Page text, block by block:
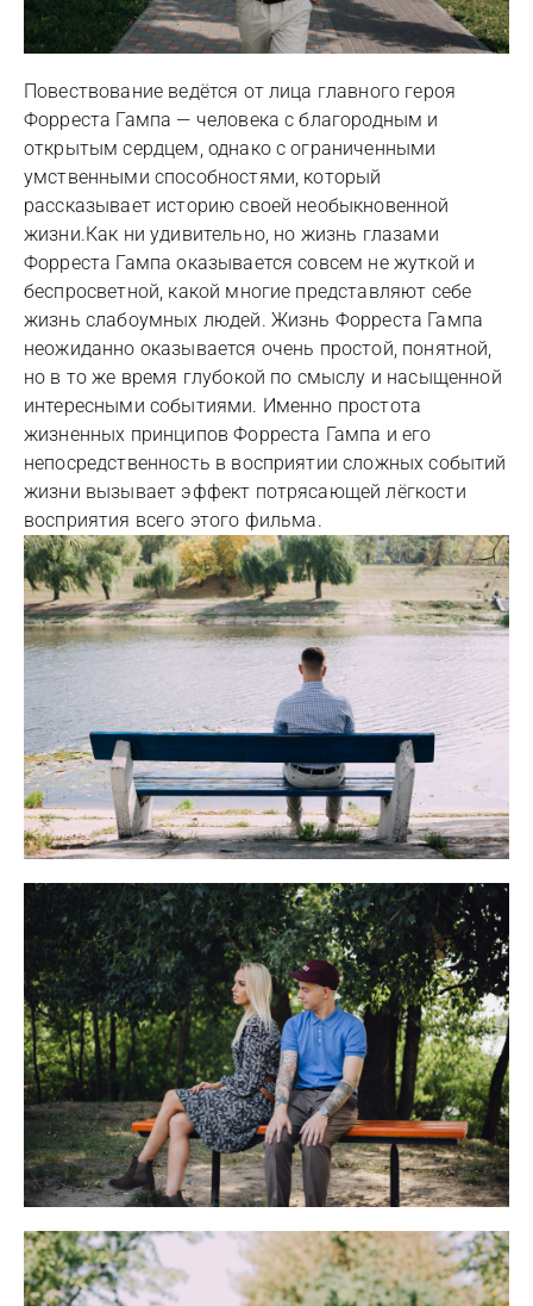
Повествование ведётся от лица главного героя
Форреста Гампа — человека с благородным и
открытым сердцем, однако с ограниченными
умственными способностями, который
рассказывает историю своей необыкновенной
жизни.Как ни удивительно, но жизнь глазами
Форреста Гампа оказывается совсем не жуткой и
беспросветной, какой многие представляют себе
жизнь слабоумных людей. Жизнь Форреста Гампа
неожиданно оказывается очень простой, понятной,
но в то же время глубокой по смыслу и насыщенной
интересными событиями. Именно простота
жизненных принципов Форреста Гампа и его
непосредственность в восприятии сложных событий
жизни вызывает эффект потрясающей лёгкости
восприятия всего этого фильма.